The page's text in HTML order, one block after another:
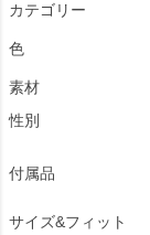
カテゴリー
色
素材
性別
付属品
サイズ&フィット